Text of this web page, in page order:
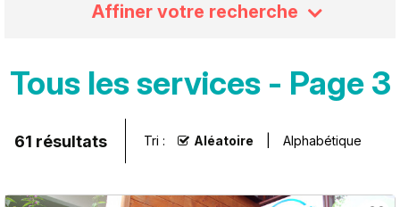
Affiner votre recherche
Tous les services - Page 3
61 résultats Tri : Aléatoire Alphabétique